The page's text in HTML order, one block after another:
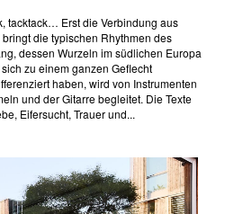
tacktack… Erst die Verbindung aus
die typischen Rhythmen des
dessen Wurzeln im südlichen Europa
zu einem ganzen Geflecht
haben, wird von Instrumenten
und der Gitarre begleitet. Die Texte
Eifersucht, Trauer und...